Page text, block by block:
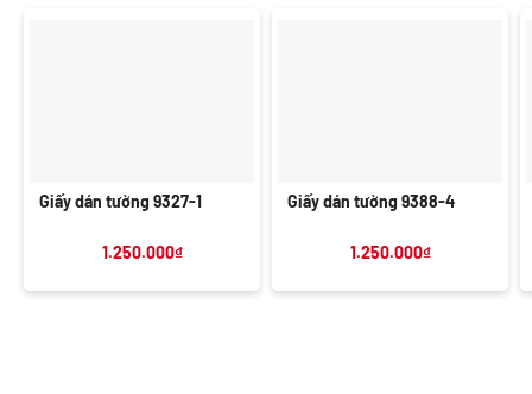
Giấy dán tường 9327-1
1.250.000₫
Giấy dán tường 9388-4
1.250.000₫